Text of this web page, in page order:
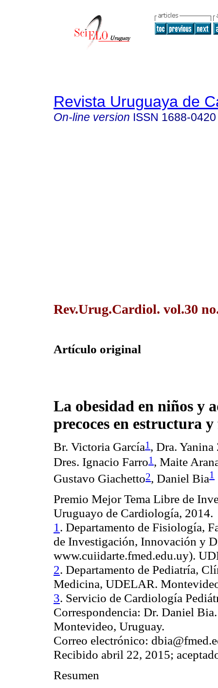
Revista Uruguaya de
On-line version ISSN 1688-0420
Rev.Urug.Cardiol. vol.30
Artículo original
La obesidad en niños y
precoces en estructura
Br. Victoria García1, Dra. Yanina
Dres. Ignacio Farro1 , Maite
Gustavo Giachetto2, Daniel Bia1
Premio Mejor Tema Libre de
Uruguayo de Cardiología, 2014.
1 . Departamento de Fisiología,
de Investigación, Innovación y
www.cuiidarte.fmed.edu.uy).
2. Departamento de Pediatría,
Medicina, UDELAR.
3. Servicio de Cardiología
Correspondencia: Dr. Daniel Bia
Montevideo, Uruguay.
Correo electrónico:
Recibido abril 22, 2015;
Resumen